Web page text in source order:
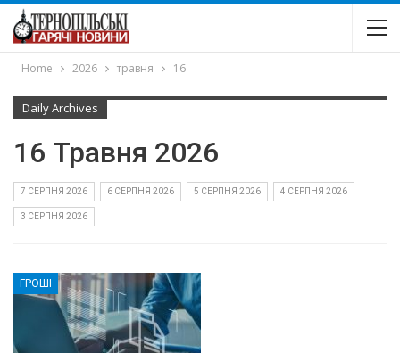
Home 2026 травня 16
Daily Archives
16 Травня 2026
7 СЕРПНЯ 2026 6 СЕРПНЯ 2026 5 СЕРПНЯ 2026 4 СЕРПНЯ 2026
3 СЕРПНЯ 2026
ГРОШІ